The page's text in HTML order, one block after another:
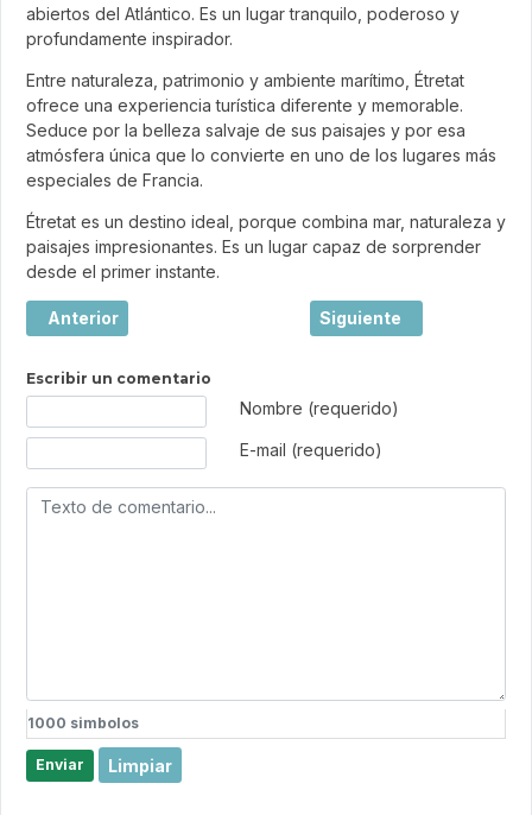
abiertos del Atlántico. Es un lugar tranquilo, poderoso y
profundamente inspirador.
Entre naturaleza, patrimonio y ambiente marítimo, Étretat
ofrece una experiencia turística diferente y memorable.
Seduce por la belleza salvaje de sus paisajes y por esa
atmósfera única que lo convierte en uno de los lugares más
especiales de Francia.
Étretat es un destino ideal, porque combina mar, naturaleza y
paisajes impresionantes. Es un lugar capaz de sorprender
desde el primer instante.
Artículo anterior: Salers es uno de los pueblos más
Anterior Artículo siguiente: La
Siguiente
Escribir un comentario
Nombre (requerido)
E-mail (requerido)
1000 simbolos
Enviar Limpiar